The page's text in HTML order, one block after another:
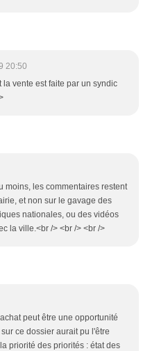
20:50
la vente est faite par un syndic
moins, les commentaires restent
et non sur le gavage des
nationales, ou des vidéos
la ville.<br /> <br /> <br />
peut être une opportunité
ce dossier aurait pu l'être
priorité des priorités : état des